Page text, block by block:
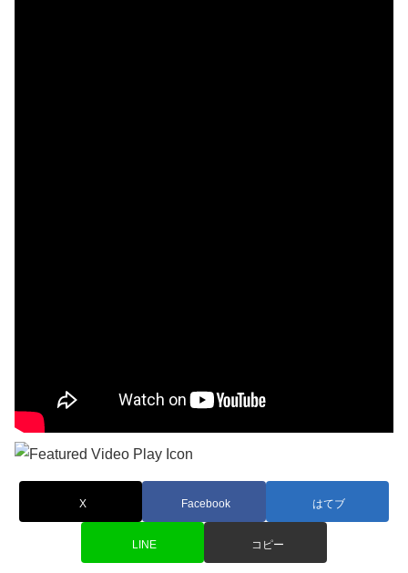
X Facebook はてブ
LINE コピー